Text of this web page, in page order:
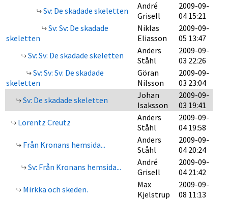
Sv: De skadade skeletten
André
Grisell
2009-09-
04 15:21
Sv: Sv: De skadade
skeletten
Niklas
Eliasson
2009-09-
05 13:47
Sv: Sv: De skadade skeletten
Anders
Ståhl
2009-09-
03 22:26
Sv: Sv: Sv: De skadade
skeletten
Göran
Nilsson
2009-09-
03 23:04
Sv: De skadade skeletten
Johan
Isaksson
2009-09-
03 19:41
Lorentz Creutz
Anders
Ståhl
2009-09-
04 19:58
Från Kronans hemsida...
Anders
Ståhl
2009-09-
04 20:24
Sv: Från Kronans hemsida...
André
Grisell
2009-09-
04 21:42
Mirkka och skeden.
Max
Kjelstrup
2009-09-
08 11:13